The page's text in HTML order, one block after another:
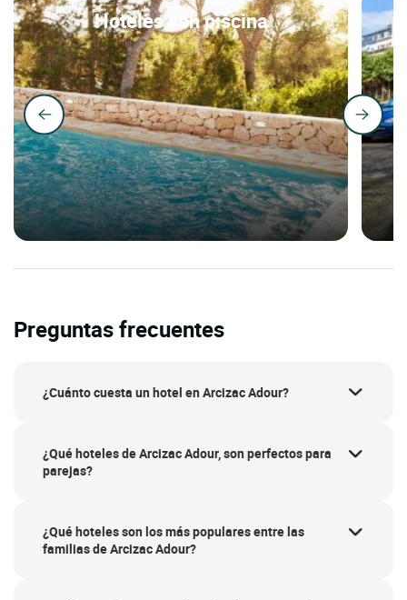
Hoteles con piscina
Preguntas frecuentes
¿Cuánto cuesta un hotel en Arcizac Adour?
¿Qué hoteles de Arcizac Adour, son perfectos para
parejas?
¿Qué hoteles son los más populares entre las
familias de Arcizac Adour?